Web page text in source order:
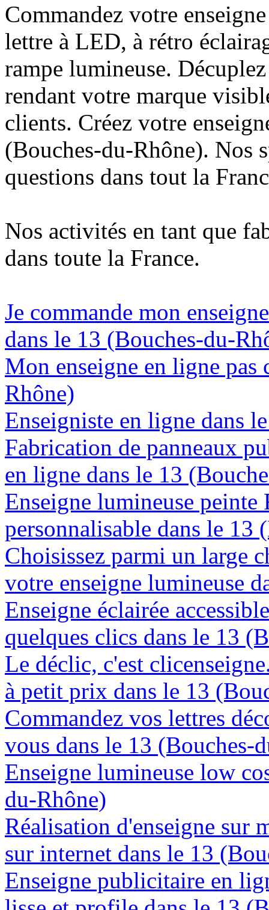
Commandez votre
lettre à LED, à rétro
rampe lumineuse.
rendant votre marque
clients. Créez votre
(Bouches-du-Rhône). Nos
questions dans tout la
Nos activités en tant que
dans toute la France.
Je commande mon
dans le 13 (Bouches-du-
Mon enseigne en ligne pas
Rhône)
Enseigniste en ligne dans
Fabrication de panneaux
en ligne dans le 13
Enseigne lumineuse
personnalisable dans le 13
Choisissez parmi un large
votre enseigne lumineuse
Enseigne éclairée
quelques clics dans le 13
Le déclic, c'est
à petit prix dans le 13
Commandez vos lettres
vous dans le 13 (Bouches-
Enseigne lumineuse low
du-Rhône)
Réalisation d'enseigne sur
sur internet dans le 13
Enseigne publicitaire en